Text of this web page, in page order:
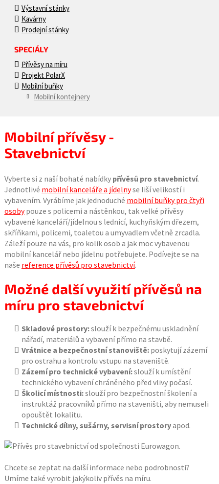
Výstavní stánky
Kavárny
Prodejní stánky
SPECIÁLY
Přívěsy na míru
Projekt PolarX
Mobilní buňky
Mobilní kontejnery
Mobilní přívěsy -
Stavebnictví
Vyberte si z naší bohaté nabídky přívěsů pro stavebnictví.
Jednotlivé mobilní kanceláře a jídelnyse liší velikostí i
vybavením. Vyrábíme jak jednoduché mobilní buňky pro čtyři
osobypouze s policemi a nástěnkou, tak velké přívěsy
vybavené kanceláří/jídelnou s lednicí, kuchyňským dřezem,
skříňkami, policemi, toaletou a umyvadlem včetně zrcadla.
Záleží pouze na vás, pro kolik osob a jak moc vybavenou
mobilní kancelář nebo jídelnu potřebujete. Podívejte se na
naše reference přívěsů pro stavebnictví.
Možné další využití přívěsů na
míru pro stavebnictví
Skladové prostory:slouží k bezpečnému uskladnění
nářadí, materiálů a vybavení přímo na stavbě.
Vrátnice a bezpečnostní stanoviště:poskytují zázemí
pro ostrahu a kontrolu vstupu na staveniště.
Zázemí pro technické vybavení:slouží k umístění
technického vybavení chráněného před vlivy počasí.
Školicí místnosti:slouží pro bezpečnostní školení a
instruktáž pracovníků přímo na staveništi, aby nemuseli
opouštět lokalitu.
Technické dílny, sušárny, servisní prostoryapod.
Chcete se zeptat na další informace nebo podrobnosti?
Umíme také vyrobit jakýkoliv přívěs na míru.